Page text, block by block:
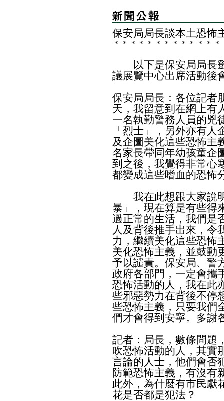
保安局局長談本土恐怖
＊ ＊ ＊ ＊ ＊ ＊ ＊ ＊ ＊ ＊ ＊ ＊ ＊
以下是保安局局長鄧
議展覽中心出席活動後
保安局局長：各位記者
天，我留意到在網上有
一名執勤警務人員的兇
「烈士」，另外亦有
及企圖美化這些恐怖主
名家長帶同年幼孩童企
到之後，我覺得非常心
都變成這些嗜血的恐怖
我在此想跟大家說明
暴」，現在算是有些得
過正常的生活，我們是
人及背後推手出來，令
力，繼續美化這些恐怖
美化恐怖主義，並鼓動
予以譴責。保安局、警
政府各部門，一定會攜
恐怖活動的人，我在此
些邪惡勢力在背後不停
些恐怖主義，只要我們
們才會得到安寧。多謝
記者：局長，數條問題
吹恐怖活動的人，其實
言論的人士，他們會否
防範恐怖主義，有沒有
此外，為什麼有市民獻
花是否都是犯法？